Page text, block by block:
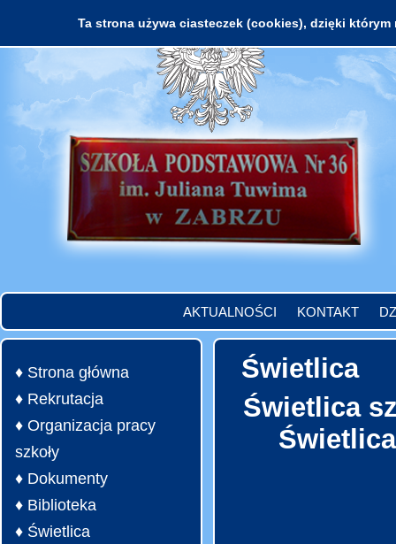
AKTUALNOŚCI KONTAKT
♦ Strona główna
♦ Rekrutacja
♦ Organizacja pracy
szkoły
♦ Dokumenty
♦ Biblioteka
♦ Świetlica
Świetlica
Świetlica
Ta strona używa ciasteczek (cookies), dzięki którym